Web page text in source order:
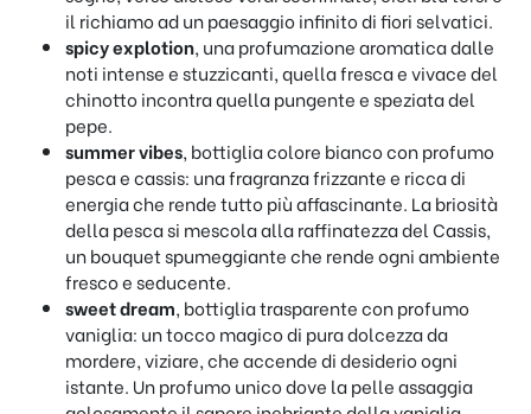
il richiamo ad un paesaggio infinito di fiori selvatici.
spicy explotion, una profumazione aromatica dalle
noti intense e stuzzicanti, quella fresca e vivace del
chinotto incontra quella pungente e speziata del
pepe.
summer vibes, bottiglia colore bianco con profumo
pesca e cassis: una fragranza frizzante e ricca di
energia che rende tutto più affascinante. La briosità
della pesca si mescola alla raffinatezza del Cassis,
un bouquet spumeggiante che rende ogni ambiente
fresco e seducente.
sweet dream, bottiglia trasparente con profumo
vaniglia: un tocco magico di pura dolcezza da
mordere, viziare, che accende di desiderio ogni
istante. Un profumo unico dove la pelle assaggia